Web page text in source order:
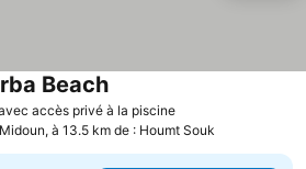
accès privé à la piscine
Beach
Midoun, à 13.5 km de : Houmt Souk